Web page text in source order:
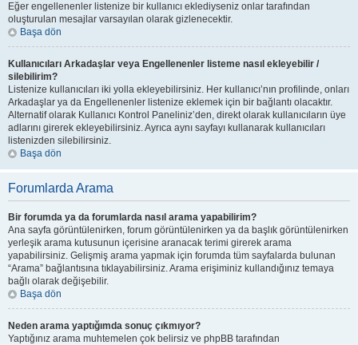
Eğer engellenenler listenize bir kullanıcı eklediyseniz onlar tarafından
oluşturulan mesajlar varsayılan olarak gizlenecektir.
Başa dön
Kullanıcıları Arkadaşlar veya Engellenenler listeme nasıl ekleyebilir /
silebilirim?
Listenize kullanıcıları iki yolla ekleyebilirsiniz. Her kullanıcı’nın profilinde, onları
Arkadaşlar ya da Engellenenler listenize eklemek için bir bağlantı olacaktır.
Alternatif olarak Kullanıcı Kontrol Paneliniz’den, direkt olarak kullanıcıların üye
adlarını girerek ekleyebilirsiniz. Ayrıca aynı sayfayı kullanarak kullanıcıları
listenizden silebilirsiniz.
Başa dön
Forumlarda Arama
Bir forumda ya da forumlarda nasıl arama yapabilirim?
Ana sayfa görüntülenirken, forum görüntülenirken ya da başlık görüntülenirken
yerleşik arama kutusunun içerisine aranacak terimi girerek arama
yapabilirsiniz. Gelişmiş arama yapmak için forumda tüm sayfalarda bulunan
“Arama” bağlantısına tıklayabilirsiniz. Arama erişiminiz kullandığınız temaya
bağlı olarak değişebilir.
Başa dön
Neden arama yaptığımda sonuç çıkmıyor?
Yaptığınız arama muhtemelen çok belirsiz ve phpBB tarafından